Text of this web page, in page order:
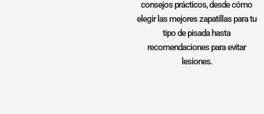
consejos prácticos, desde cómo
elegir las mejores zapatillas para tu
tipo de pisada hasta
recomendaciones para evitar
lesiones.